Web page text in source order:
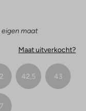
eigen maat
Maat uitverkocht?
42,5 43